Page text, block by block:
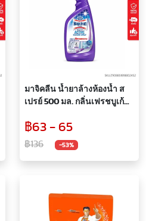
มาจิคลีน น้ำยาล้างห้องน้ำ ส
เปรย์ 500 มล. กลิ่นเฟรชบูเก้
Spray Fresh Bouqute refill
500 ml.
฿63 - 65
฿136 -53%